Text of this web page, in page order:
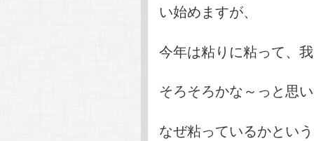
い始めますが、
今年は粘りに粘って、
そろそろかな～っと思
なぜ粘っているかとい